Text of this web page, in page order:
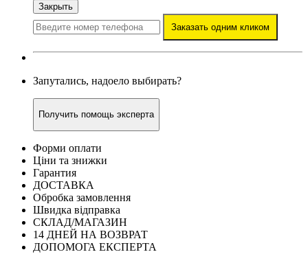
Закрыть
Заказать одним кликом
Запутались, надоело выбирать?
Получить помощь эксперта
Форми оплати
Ціни та знижки
Гарантия
ДОСТАВКА
Обробка замовлення
Швидка відправка
СКЛАД/МАГАЗИН
14 ДНЕЙ НА ВОЗВРАТ
ДОПОМОГА ЕКСПЕРТА